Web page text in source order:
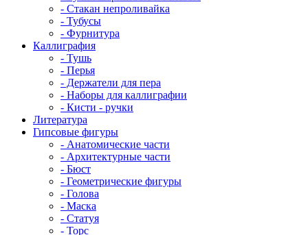
- Стакан непроливайка
- Тубусы
- Фурнитура
Каллиграфия
- Тушь
- Перья
- Держатели для пера
- Наборы для каллиграфии
- Кисти - ручки
Литература
Гипсовые фигуры
- Анатомические части
- Архитектурные части
- Бюст
- Геометрические фигуры
- Голова
- Маска
- Статуя
- Торс